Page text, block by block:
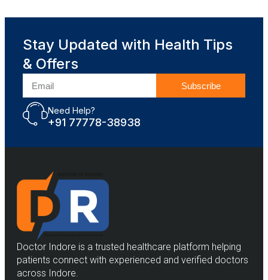
Stay Updated with Health Tips
& Offers
Subscribe
Need Help?
+91 77778-38938
Doctor Indore is a trusted healthcare platform helping
patients connect with experienced and verified doctors
across Indore.